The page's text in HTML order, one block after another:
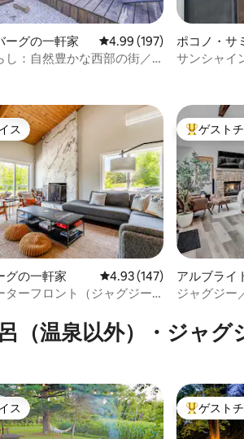
つ星の平均評価
ーグの一軒家 レビュー197件、5つ星中
4.99 (197)
し：自然豊かな西部の街／
ポコノ・サ
サンシャイ
つ星の平均評価
ス
ス
グの一軒家 レビュー147件、5つ星中
4.93 (147)
ターフロント（ジャグジー
大好評の
ゲスト
アルブライ
ジャグジー
（温泉以外）・ジャグ
ス
ス 大好評の
ゲスト